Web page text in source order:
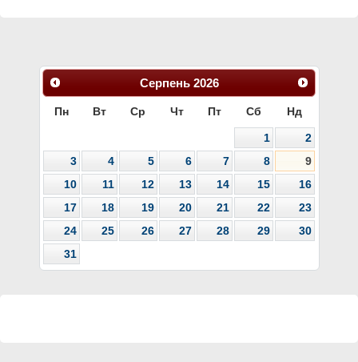
Серпень 2026
Пн Вт Ср Чт Пт Сб Нд
1
2
3
4 5 6 7 8
9
10
11 12 13 14 15
16
17
18 19 20 21 22
23
24
25 26 27 28 29
30
31